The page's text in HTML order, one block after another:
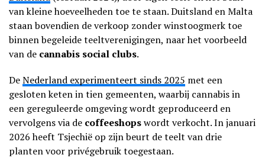
van kleine hoeveelheden toe te staan. Duitsland en Malta
staan bovendien de verkoop zonder winstoogmerk toe
binnen begeleide teeltverenigingen, naar het voorbeeld
van de cannabis social clubs.
DeNederland experimenteert sinds 2025 met een
gesloten keten in tien gemeenten, waarbij cannabis in
een gereguleerde omgeving wordt geproduceerd en
vervolgens via de coffeeshopswordt verkocht. In januari
2026 heeft Tsjechië op zijn beurt de teelt van drie
planten voor privégebruik toegestaan.